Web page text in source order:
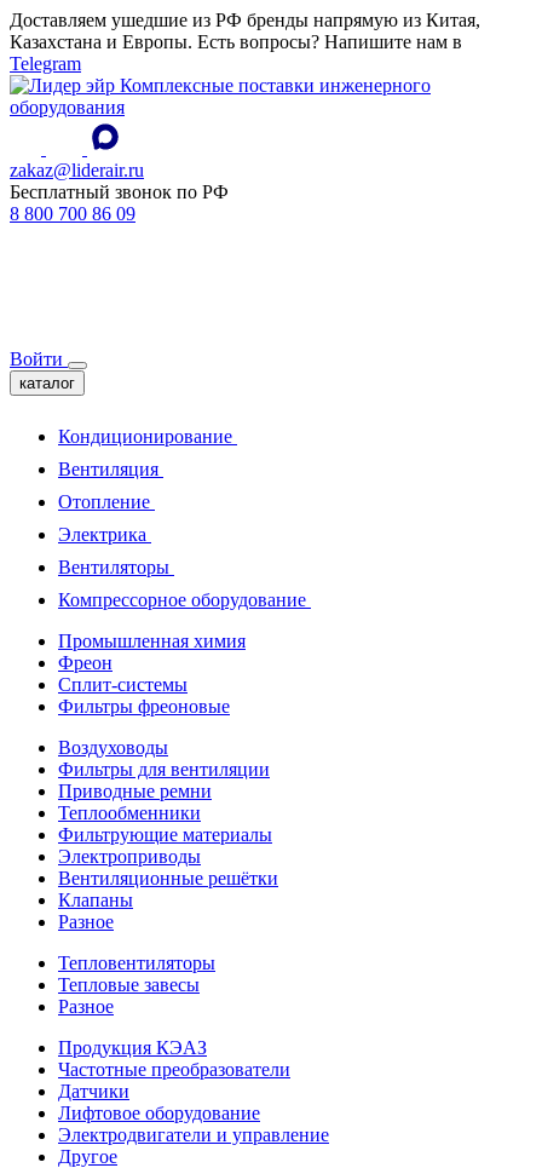
Доставляем ушедшие из РФ бренды напрямую из Китая,
Казахстана и Европы. Есть вопросы? Напишите нам в
Telegram
Комплексные поставки инженерного
оборудования
zakaz@liderair.ru
Бесплатный звонок по РФ
8 800 700 86 09
Войти
каталог
Кондиционирование
Вентиляция
Отопление
Электрика
Вентиляторы
Компрессорное оборудование
Промышленная химия
Фреон
Сплит-системы
Фильтры фреоновые
Воздуховоды
Фильтры для вентиляции
Приводные ремни
Теплообменники
Фильтрующие материалы
Электроприводы
Вентиляционные решётки
Клапаны
Разное
Тепловентиляторы
Тепловые завесы
Разное
Продукция КЭАЗ
Частотные преобразователи
Датчики
Лифтовое оборудование
Электродвигатели и управление
Другое